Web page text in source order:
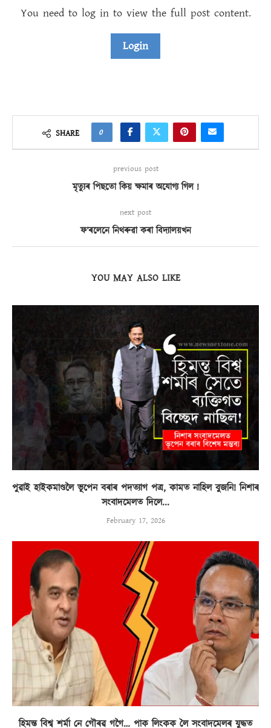
You need to log in to view the full post content.
Login
SHARE 0
previous post
মৃত্যুৰ পিছতো কিয় ক্ষমাৰ অযোগ্য গিল !
next post
ফ’ৰলেনে নিথৰুৱা কৰা বিদ্যালয়খন
YOU MAY ALSO LIKE
পুৱাই হাইকমাণ্ডলৈ ভূপেন বৰাৰ পদত্যাগ পত্ৰ, কামত নাহিল বুজনি! নিশাৰ
সংবাদমেলত দিলে...
February 17, 2026
হিমন্ত বিশ্ব শৰ্মা নে গৌৰৱ গগৈ… পাক লিংকক লৈ সংবাদমেলৰ যুদ্ধত